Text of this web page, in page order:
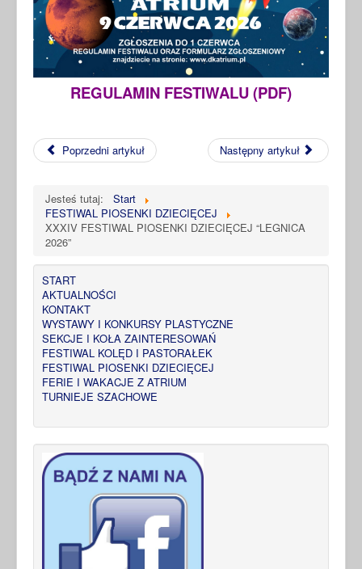
REGULAMIN FESTIWALU (PDF)
Poprzedni artykuł Następny artykuł
Jesteś tutaj:
Start
FESTIWAL PIOSENKI DZIECIĘCEJ
XXXIV FESTIWAL PIOSENKI DZIECIĘCEJ “LEGNICA
2026”
START
AKTUALNOŚCI
KONTAKT
WYSTAWY I KONKURSY PLASTYCZNE
SEKCJE I KOŁA ZAINTERESOWAŃ
FESTIWAL KOLĘD I PASTORAŁEK
FESTIWAL PIOSENKI DZIECIĘCEJ
FERIE I WAKACJE Z ATRIUM
TURNIEJE SZACHOWE